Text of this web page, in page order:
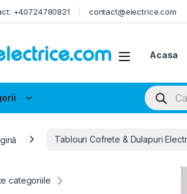
+40724780821 contact@electrice.com
Acasa
Products
Tablouri Cofrete & Dulapuri
categoriile